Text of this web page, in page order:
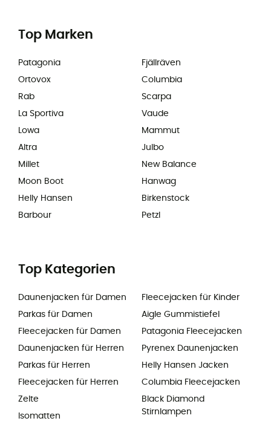
Top Marken
Patagonia
Ortovox
Rab
La Sportiva
Lowa
Altra
Millet
Moon Boot
Helly Hansen
Barbour
Fjällräven
Columbia
Scarpa
Vaude
Mammut
Julbo
New Balance
Hanwag
Birkenstock
Petzl
Top Kategorien
Daunenjacken für Damen
Parkas für Damen
Fleecejacken für Damen
Daunenjacken für Herren
Parkas für Herren
Fleecejacken für Herren
Zelte
Isomatten
Fleecejacken für Kinder
Aigle Gummistiefel
Patagonia Fleecejacken
Pyrenex Daunenjacken
Helly Hansen Jacken
Columbia Fleecejacken
Black Diamond
Stirnlampen